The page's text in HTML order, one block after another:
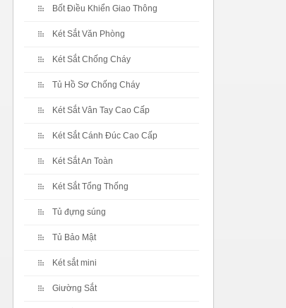
Bốt Điều Khiển Giao Thông
Két Sắt Văn Phòng
Két Sắt Chống Cháy
Tủ Hồ Sơ Chống Cháy
Két Sắt Vân Tay Cao Cấp
Két Sắt Cánh Đúc Cao Cấp
Két Sắt An Toàn
Két Sắt Tổng Thống
Tủ đựng súng
Tủ Bảo Mật
Két sắt mini
Giường Sắt